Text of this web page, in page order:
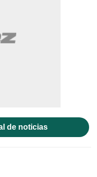
de noticias